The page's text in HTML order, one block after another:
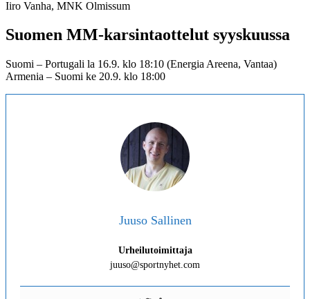
Iiro Vanha, MNK Olmissum
Suomen MM-karsintaottelut syyskuussa
Suomi – Portugali la 16.9. klo 18:10 (Energia Areena, Vantaa)
Armenia – Suomi ke 20.9. klo 18:00
Juuso Sallinen
Urheilutoimittaja
juuso@sportnyhet.com